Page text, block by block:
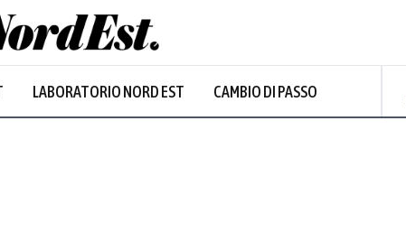
LABORATORIO NORD EST CAMBIO DI PASSO
Piovoso